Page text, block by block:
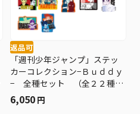
返品可
「週刊少年ジャンプ」ステッ
カーコレクション−Ｂｕｄｄｙ
− 全種セット （全２２種入
り） ＢＤ４−ＪＦ
6,050 円